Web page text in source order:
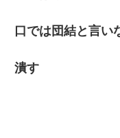
口では団結と言い
潰す